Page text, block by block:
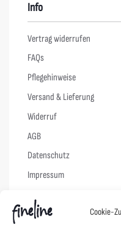
Cookie-
Info
Vertrag widerrufen
FAQs
Pflegehinweise
Versand & Lieferung
Widerruf
AGB
Datenschutz
Impressum